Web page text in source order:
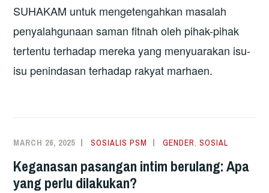
SUHAKAM untuk mengetengahkan masalah
penyalahgunaan saman fitnah oleh pihak-pihak
tertentu terhadap mereka yang menyuarakan isu-
isu penindasan terhadap rakyat marhaen.
MARCH 26, 2025 SOSIALIS PSM GENDER,SOSIAL
Keganasan pasangan intim berulang: Apa
yang perlu dilakukan?